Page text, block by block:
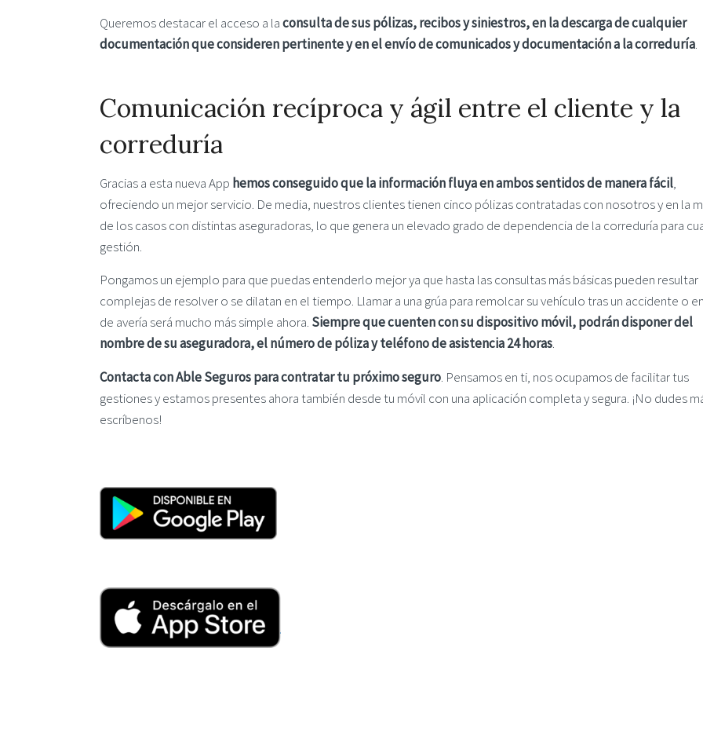
Queremos destacar el acceso a laconsulta de sus pólizas, recibos y siniestros, en la descarga de cualquier
documentación que consideren pertinente y en el envío de comunicados y documentación a la correduría.
Comunicación recíproca y ágil entre el cliente y la
correduría
Gracias a esta nueva App hemos conseguido que la información fluya en ambos sentidos de manera fácil,
ofreciendo un mejor servicio. De media, nuestros clientes tienen cinco pólizas contratadas con nosotros y en la
de los casos con distintas aseguradoras, lo que genera un elevado grado de dependencia de la correduría para
gestión.
Pongamos un ejemplo para que puedas entenderlo mejor ya que hasta las consultas más básicas pueden resultar
complejas de resolver o se dilatan en el tiempo. Llamar a una grúa para remolcar su vehículo tras un accidente o
de avería será mucho más simple ahora. Siempre que cuenten con su dispositivo móvil, podrán disponer del
nombre de su aseguradora, el número de póliza y teléfono de asistencia 24 horas.
Contacta con Able Seguros para contratar tu próximo seguro. Pensamos en ti, nos ocupamos de facilitar tus
gestiones y estamos presentes ahora también desde tu móvil con una aplicación completa y segura. ¡No dudes
escríbenos!